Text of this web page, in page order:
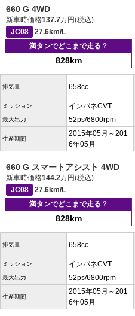
660 G 4WD
新車時価格137.7万円(税込)
JC08
27.6km/L
満タンでどこまで走る？
828km
排気量 658cc
ミッション インパネCVT
最大出力 52ps/6800rpm
生産期間
2015年05月～201
6年05月
660 G スマートアシスト 4WD
新車時価格144.2万円(税込)
JC08
27.6km/L
満タンでどこまで走る？
828km
排気量 658cc
ミッション インパネCVT
最大出力 52ps/6800rpm
生産期間
2015年05月～201
6年05月